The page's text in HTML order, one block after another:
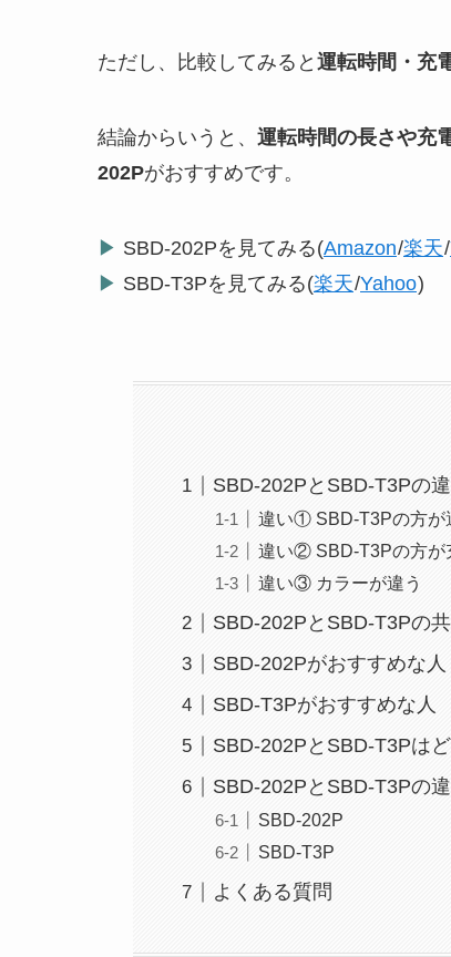
ただし、比較してみると 運転時間・充
結論からいうと、 運転時間の長さや充
202Pがおすすめです。
▶ SBD-202Pを見てみる(Amazon/楽天/
▶ SBD-T3Pを見てみる(楽天/Yahoo)
SBD-202PとSBD-T3Pの
違い① SBD-T3Pの方が
違い② SBD-T3Pの方が
違い③ カラーが違う
SBD-202PとSBD-T3Pの
SBD-202Pがおすすめな人
SBD-T3Pがおすすめな人
SBD-202PとSBD-T3Pは
SBD-202PとSBD-T3Pの
SBD-202P
SBD-T3P
よくある質問